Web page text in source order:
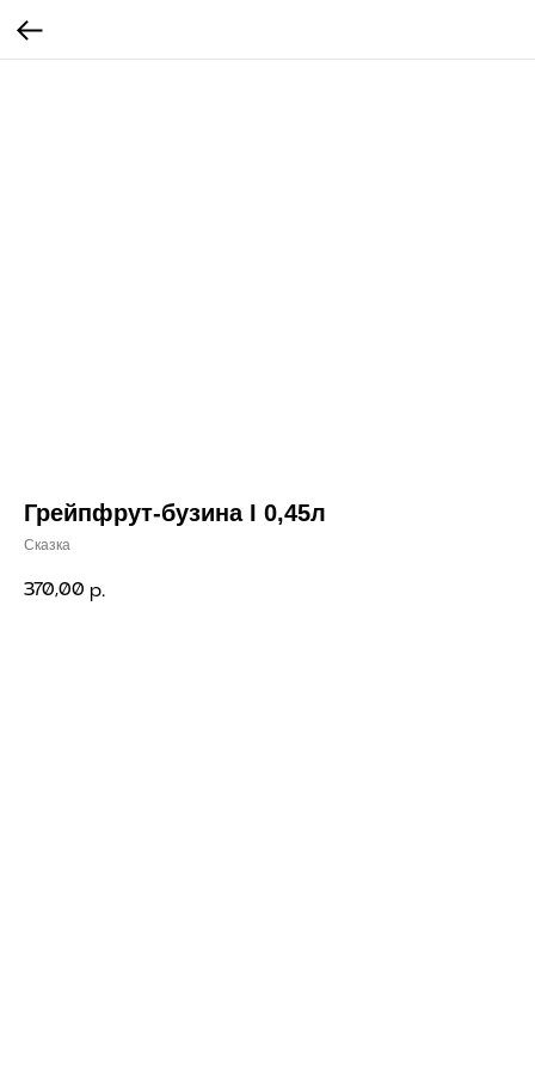
Грейпфрут-бузина I 0,45л
Сказка
370,00 р.